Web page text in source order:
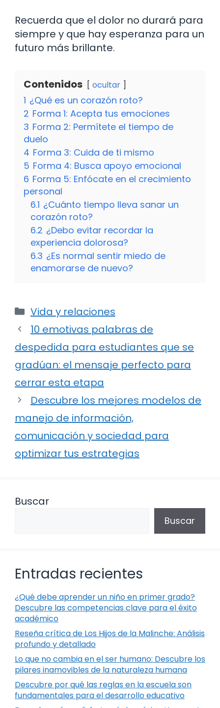
Recuerda que el dolor no durará para
siempre y que hay esperanza para un
futuro más brillante.
Contenidos ocultar
1 ¿Qué es un corazón roto?
2 Forma 1: Acepta tus emociones
3 Forma 2: Permítete el tiempo de
duelo
4 Forma 3: Cuida de ti mismo
5 Forma 4: Busca apoyo emocional
6 Forma 5: Enfócate en el crecimiento
personal
6.1 ¿Cuánto tiempo lleva sanar un
corazón roto?
6.2 ¿Debo evitar recordar la
experiencia dolorosa?
6.3 ¿Es normal sentir miedo de
enamorarse de nuevo?
Categorías
Vida y relaciones
10 emotivas palabras de
despedida para estudiantes que se
gradúan: el mensaje perfecto para
cerrar esta etapa
Descubre los mejores modelos de
manejo de información,
comunicación y sociedad para
optimizar tus estrategias
Buscar
Buscar
Entradas recientes
¿Qué debe aprender un niño en primer grado?
Descubre las competencias clave para el éxito
académico
Reseña crítica de Los Hijos de la Malinche: Análisis
profundo y detallado
Lo que no cambia en el ser humano: Descubre los
pilares inamovibles de la naturaleza humana
Descubre por qué las reglas en la escuela son
fundamentales para el desarrollo educativo